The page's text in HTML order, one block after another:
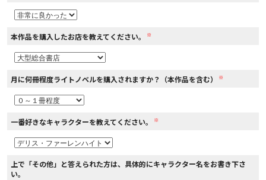
本作品を購入したお店を教えてください。 ※
月に何冊程度ライトノベルを購入されますか？（本作品を含む） ※
一番好きなキャラクターを教えてください。 ※
上で「その他」と答えられた方は、具体的にキャラクター名をお書き下さ
い。